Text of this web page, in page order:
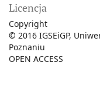
Licencja
Copyright
© 2016 IGSEiGP,
Poznaniu
OPEN ACCESS